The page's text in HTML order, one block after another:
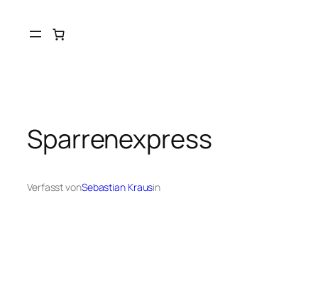
Sparrenexpress
Verfasst vonSebastian Krausin